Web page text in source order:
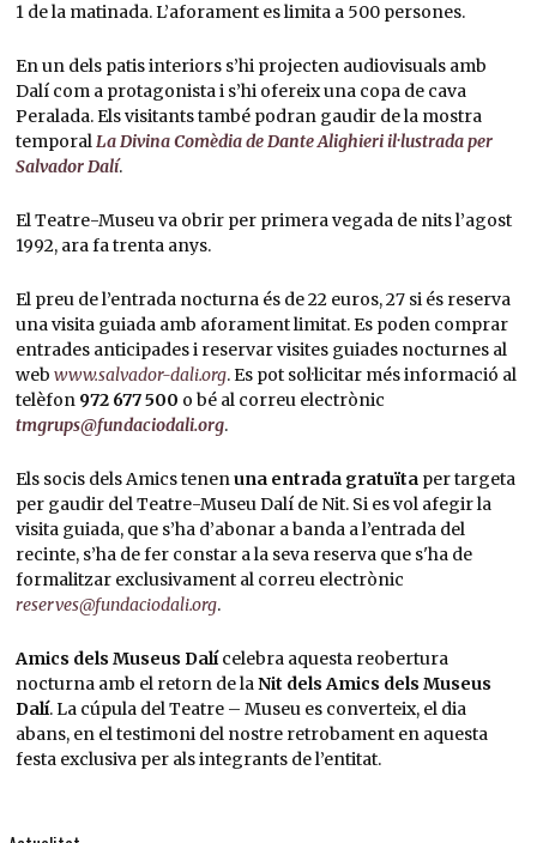
1 de la matinada. L’aforament es limita a 500 persones.
En un dels patis interiors s’hi projecten audiovisuals amb
Dalí com a protagonista i s’hi ofereix una copa de cava
Peralada. Els visitants també podran gaudir de la mostra
temporalLa Divina Comèdia de Dante Alighieri il·lustrada per
Salvador Dalí.
El Teatre-Museu va obrir per primera vegada de nits l’agost
1992, ara fa trenta anys.
El preu de l’entrada nocturna és de 22 euros, 27 si és reserva
una visita guiada amb aforament limitat. Es poden comprar
entrades anticipades i reservar visites guiades nocturnes al
web www.salvador-dali.org. Es pot sol·licitar més informació al
telèfon972 677 500 o bé al correu electrònic
tmgrups@fundaciodali.org.
Els socis dels Amics tenenuna entrada gratuïtaper targeta
per gaudir del Teatre-Museu Dalí de Nit. Si es vol afegir la
visita guiada, que s’ha d’abonar a banda a l’entrada del
recinte, s’ha de fer constar a la seva reserva que s'ha de
formalitzar exclusivament al correu electrònic
reserves@fundaciodali.org.
Amics dels Museus Dalí celebra aquesta reobertura
nocturna amb el retorn de laNit dels Amics dels Museus
Dalí. La cúpula del Teatre – Museu es converteix, el dia
abans, en el testimoni del nostre retrobament en aquesta
festa exclusiva per als integrants de l’entitat.